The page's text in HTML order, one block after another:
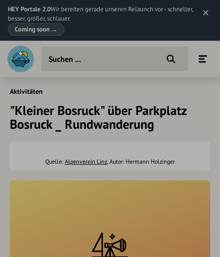
HEY Portale 2.0Wir bereiten gerade unseren Relaunch vor - schneller,
besser, größer, schlauer.
Coming soon →
Aktivitäten
"Kleiner Bosruck" über Parkplatz
Bosruck _ Rundwanderung
Quelle: Alpenverein Linz, Autor: Hermann Holzinger